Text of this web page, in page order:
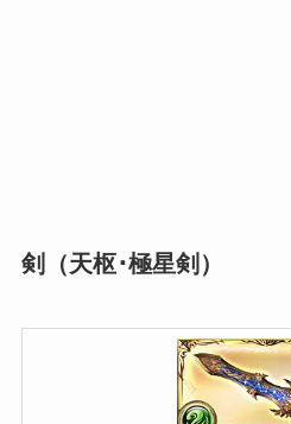
剣（天枢･極星剣）